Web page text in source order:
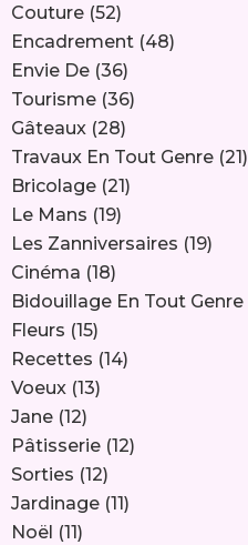
Couture (52)
Encadrement (48)
Envie De (36)
Tourisme (36)
Gâteaux (28)
Travaux En Tout Genre (21)
Bricolage (21)
Le Mans (19)
Les Zanniversaires (19)
Cinéma (18)
Bidouillage En Tout Genre
Fleurs (15)
Recettes (14)
Voeux (13)
Jane (12)
Pâtisserie (12)
Sorties (12)
Jardinage (11)
Noël (11)